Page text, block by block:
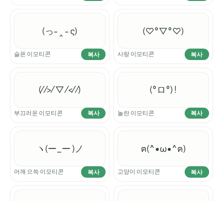
(っ- ‸ - ς)
슬픈 이모티콘 복사
(♡°▽°♡)
사랑 이모티콘 복사
(⁄ ⁄>⁄ ▽ ⁄<⁄ ⁄)
부끄러운 이모티콘 복사
(°ロ°) !
놀란 이모티콘 복사
ヽ(ー_ー )ノ
어깨 으쓱 이모티콘 복사
ฅ(^•ω•^ฅ)
고양이 이모티콘 복사